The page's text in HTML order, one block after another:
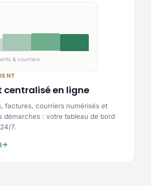
& courriers
centralisé en ligne
factures, courriers numérisés et
démarches : votre tableau de bord
7.